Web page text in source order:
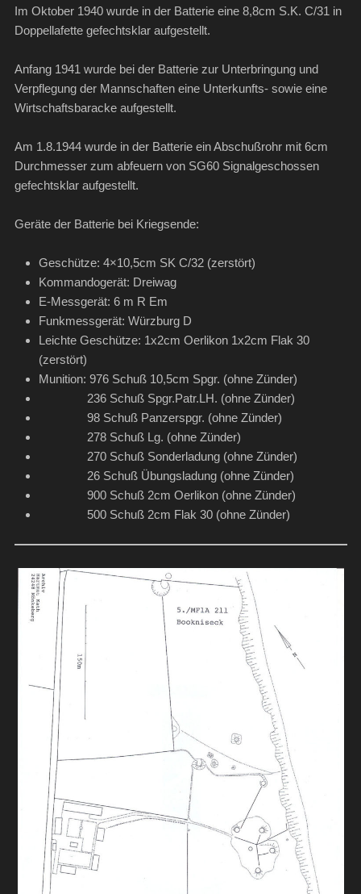
Im Oktober 1940 wurde in der Batterie eine 8,8cm S.K. C/31 in
Doppellafette gefechtsklar aufgestellt.
Anfang 1941 wurde bei der Batterie zur Unterbringung und
Verpflegung der Mannschaften eine Unterkunfts- sowie eine
Wirtschaftsbaracke aufgestellt.
Am 1.8.1944 wurde in der Batterie ein Abschußrohr mit 6cm
Durchmesser zum abfeuern von SG60 Signalgeschossen
gefechtsklar aufgestellt.
Geräte der Batterie bei Kriegsende:
Geschütze: 4×10,5cm SK C/32 (zerstört)
Kommandogerät: Dreiwag
E-Messgerät: 6 m R Em
Funkmessgerät: Würzburg D
Leichte Geschütze: 1x2cm Oerlikon 1x2cm Flak 30
(zerstört)
Munition: 976 Schuß 10,5cm Spgr. (ohne Zünder)
236 Schuß Spgr.Patr.LH. (ohne Zünder)
98 Schuß Panzerspgr. (ohne Zünder)
278 Schuß Lg. (ohne Zünder)
270 Schuß Sonderladung (ohne Zünder)
26 Schuß Übungsladung (ohne Zünder)
900 Schuß 2cm Oerlikon (ohne Zünder)
500 Schuß 2cm Flak 30 (ohne Zünder)